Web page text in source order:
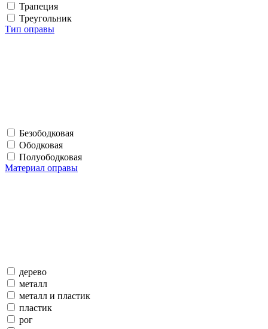
Трапеция
Треугольник
Тип оправы
Безободковая
Ободковая
Полуободковая
Материал оправы
дерево
металл
металл и пластик
пластик
рог